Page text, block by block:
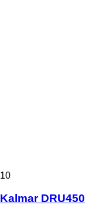
10
Kalmar DRU450